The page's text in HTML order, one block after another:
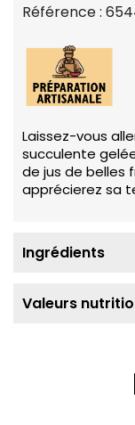
Référence :
Laissez-vous
succulente
de jus de belles
apprécierez sa
Ingrédients
Valeurs